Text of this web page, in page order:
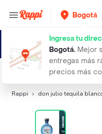
Bogotá
Ingresa tu
Bogotá. Mejor
entregas más
precios más
Búsquedas relacionadas:
Rappi don julio tequila